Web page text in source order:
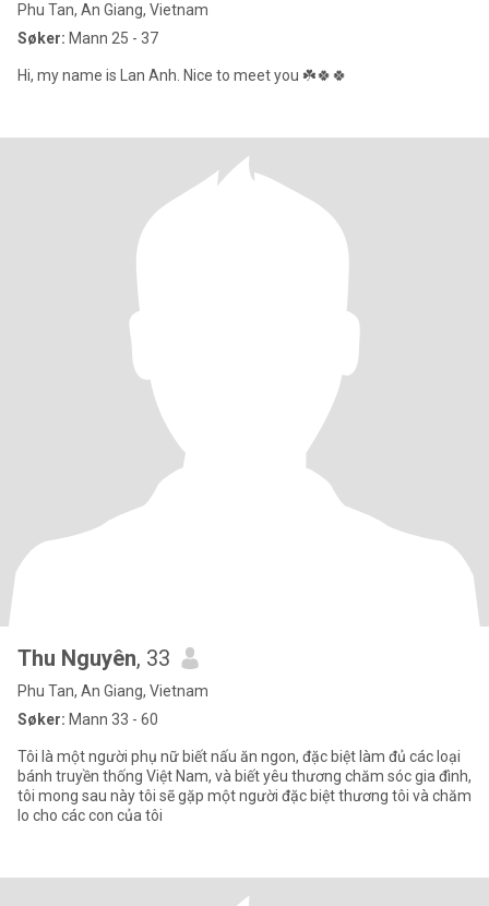
Phu Tan, An Giang, Vietnam
Søker: Mann 25 - 37
Hi, my name is Lan Anh. Nice to meet you ☘️🍀🍀
Thu Nguyên, 33
Phu Tan, An Giang, Vietnam
Søker: Mann 33 - 60
Tôi là một người phụ nữ biết nấu ăn ngon, đặc biệt làm đủ các loại
bánh truyền thống Việt Nam, và biết yêu thương chăm sóc gia đình,
tôi mong sau này tôi sẽ gặp một người đặc biệt thương tôi và chăm
lo cho các con của tôi